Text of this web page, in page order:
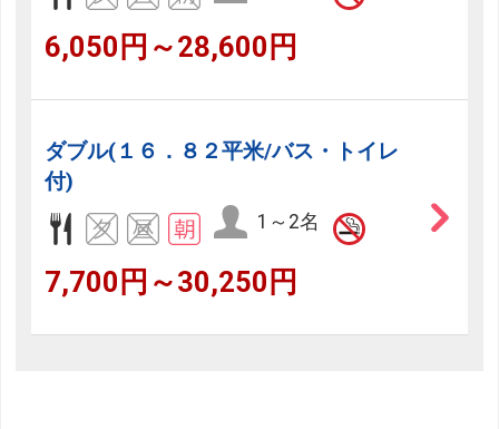
6,050円～28,600円
ダブル(１６．８２平米/バス・トイレ
付)
1～2名
7,700円～30,250円